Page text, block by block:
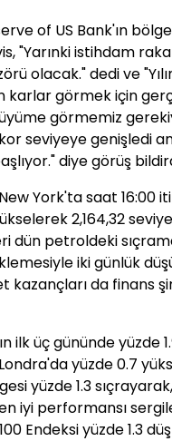
of US Bank'ın
"Yarınki istihdam
olacak." dedi ve
karlar görmek için
görmemiz
seviyeye genişledi
diye görüş
York'ta saat 16:00
2,164,32
dün petroldeki
iki günlük
kazançları da finans
ilk üç gününde yüzde
yüzde 0.7
yüzde 1.3
iyi performansı
Endeksi yüzde 1.3